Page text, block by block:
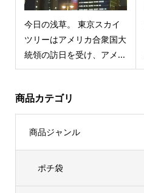
今日の浅草。 東京スカイ
ツリーはアメリカ合衆国大
統領の訪日を受け、アメ...
商品カテゴリ
商品ジャンル
ポチ袋